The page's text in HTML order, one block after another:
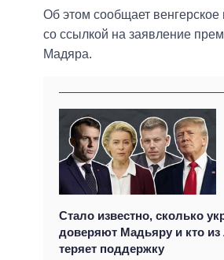
Об этом сообщает венгерское
со ссылкой на заявление
Мадяра.
Стало известно, сколько
доверяют Мадьяру и кто
теряет поддержку